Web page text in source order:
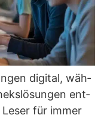
digi­tal, wäh­
ent­
für immer